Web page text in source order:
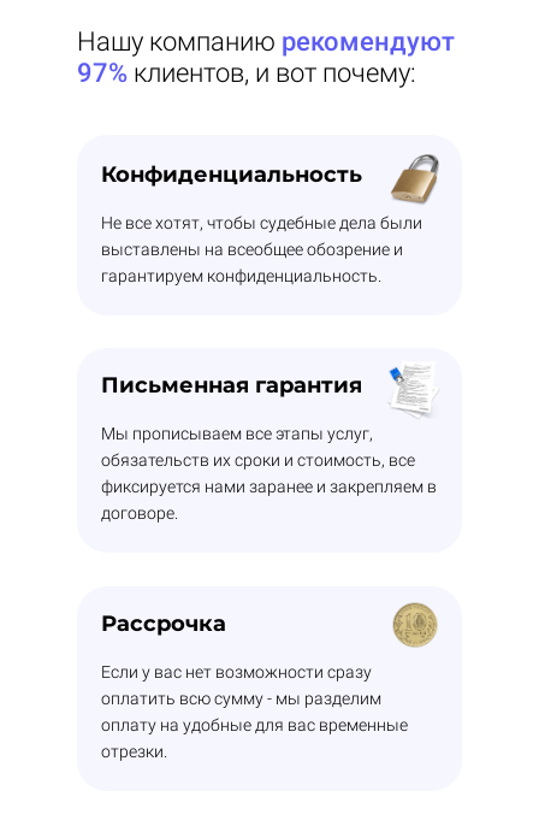
Нашу компанию рекомендуют
97% клиентов, и вот почему:
Конфиденциальность
Не все хотят, чтобы судебные дела были
выставлены на всеобщее обозрение и
гарантируем конфиденциальность.
Письменная гарантия
Мы прописываем все этапы услуг,
обязательств их сроки и стоимость, все
фиксируется нами заранее и закрепляем в
договоре.
Рассрочка
Если у вас нет возможности сразу
оплатить всю сумму - мы разделим
оплату на удобные для вас временные
отрезки.